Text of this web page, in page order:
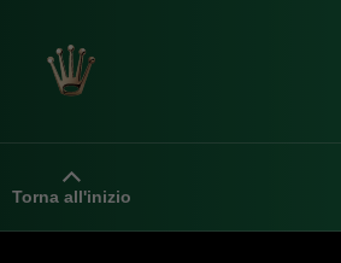
Torna all'inizio